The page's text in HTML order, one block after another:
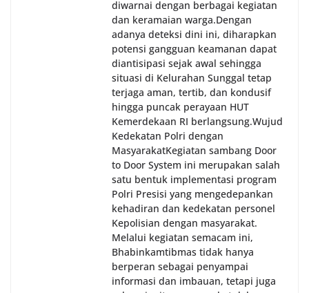
diwarnai dengan berbagai kegiatan
dan keramaian warga.‎‎Dengan
adanya deteksi dini ini, diharapkan
potensi gangguan keamanan dapat
diantisipasi sejak awal sehingga
situasi di Kelurahan Sunggal tetap
terjaga aman, tertib, dan kondusif
hingga puncak perayaan HUT
Kemerdekaan RI berlangsung.‎‎Wujud
Kedekatan Polri dengan
Masyarakat‎Kegiatan sambang Door
to Door System ini merupakan salah
satu bentuk implementasi program
Polri Presisi yang mengedepankan
kehadiran dan kedekatan personel
Kepolisian dengan masyarakat.
Melalui kegiatan semacam ini,
Bhabinkamtibmas tidak hanya
berperan sebagai penyampai
informasi dan imbauan, tetapi juga